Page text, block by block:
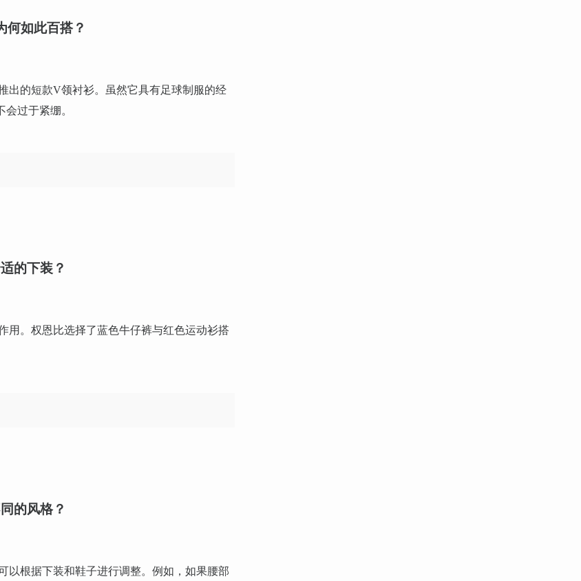
何如此百搭？
出的短款V领衬衫。虽然它具有足球制服的经
过于紧绷。
的下装？
用。权恩比选择了蓝色牛仔裤与红色运动衫搭
的风格？
以根据下装和鞋子进行调整。例如，如果腰部